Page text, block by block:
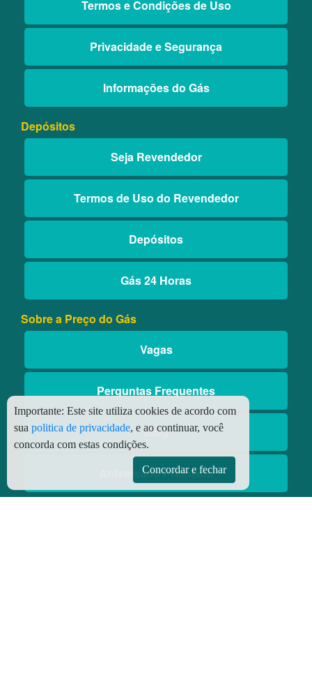
Termos e Condições de Uso
Privacidade e Segurança
Informações do Gás
Depósitos
Seja Revendedor
Termos de Uso do Revendedor
Depósitos
Gás 24 Horas
Sobre a Preço do Gás
Vagas
Perguntas Frequentes
Blog
Aniversário Premiado
Importante: Este site utiliza cookies de acordo com
sua politica de privacidade, e ao continuar, você
concorda com estas condições.
Concordar e fechar